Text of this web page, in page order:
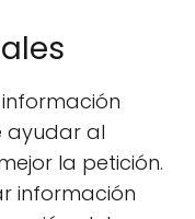
ayudar al
la petición.
información